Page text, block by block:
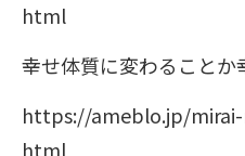
html
幸せ体質に変わることか
https://ameblo.jp/
html